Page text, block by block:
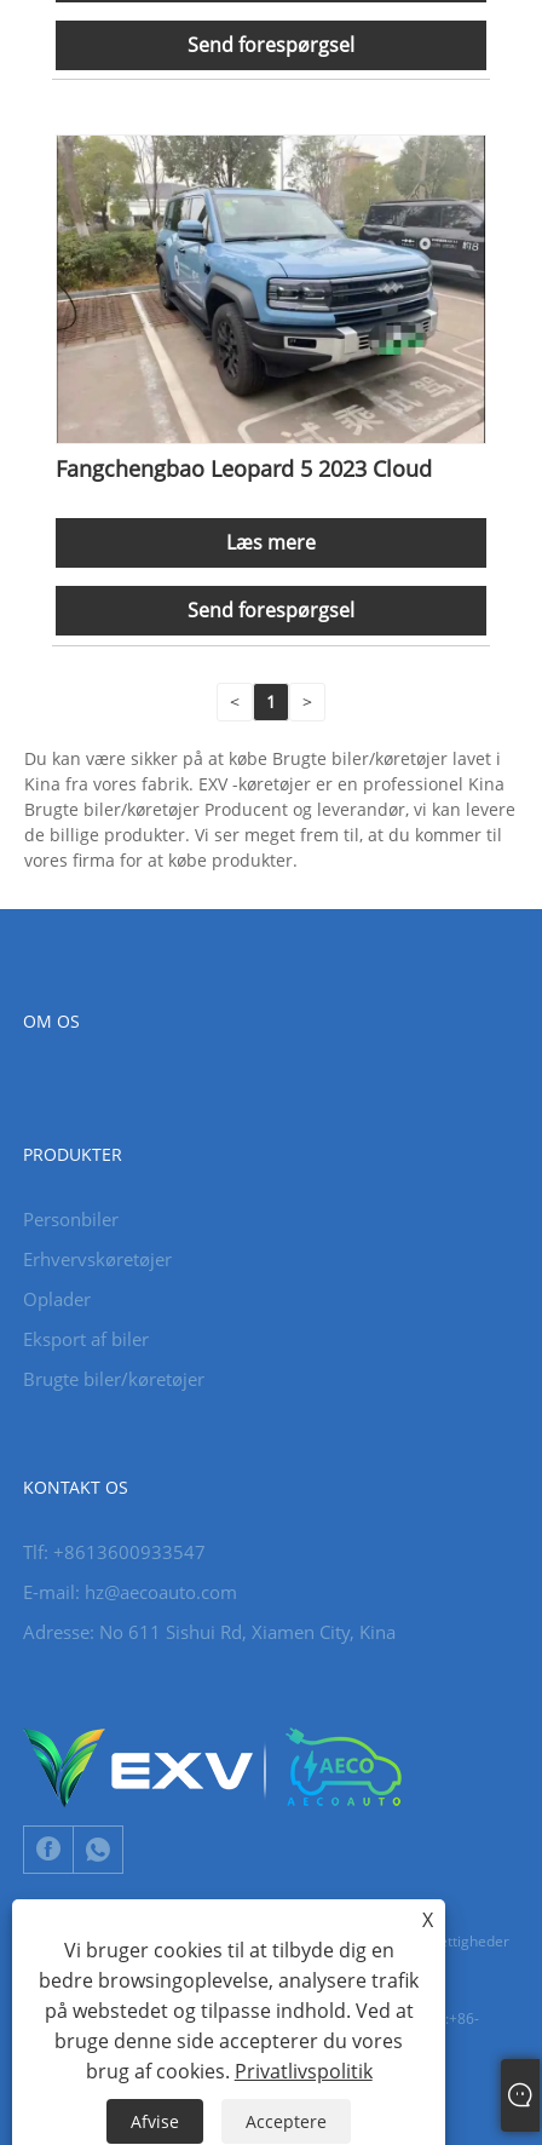
Send forespørgsel
Fangchengbao Leopard 5 2023 Cloud
Læs mere
Send forespørgsel
< 1 >
Du kan være sikker på at købe Brugte biler/køretøjer lavet i
Kina fra vores fabrik. EXV -køretøjer er en professionel Kina
Brugte biler/køretøjer Producent og leverandør, vi kan levere
de billige produkter. Vi ser meget frem til, at du kommer til
vores firma for at købe produkter.
OM OS
PRODUKTER
Personbiler
Erhvervskøretøjer
Oplader
Eksport af biler
Brugte biler/køretøjer
KONTAKT OS
Tlf: +8613600933547
E-mail: hz@aecoauto.com
Adresse: No 611 Sishui Rd, Xiamen City, Kina
Copyright © 2024 Xiamen Aecoauto Technology Co., Ltd. Alle rettigheder
forbeholdes.
TEKNISK SUPPORT FOR HJEMMESIDE: TIANYU NETVÆRK jack Lin:+86-
15559188336
Sitemap XML Privatlivspolitik
X
Vi bruger cookies til at tilbyde dig en
bedre browsingoplevelse, analysere trafik
på webstedet og tilpasse indhold. Ved at
bruge denne side accepterer du vores
brug af cookies. Privatlivspolitik
Afvise Acceptere